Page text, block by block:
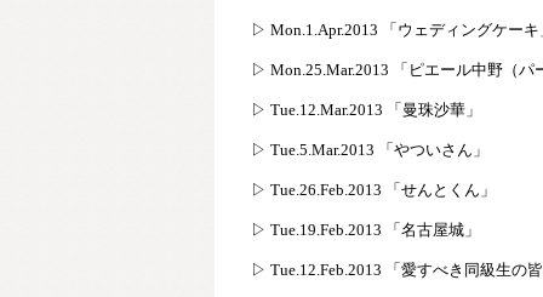
▷ Mon.1.Apr.2013 「ウェディングケーキ
▷ Mon.25.Mar.2013 「ピエール中野（パ
▷ Tue.12.Mar.2013 「曼珠沙華」
▷ Tue.5.Mar.2013 「やついさん」
▷ Tue.26.Feb.2013 「せんとくん」
▷ Tue.19.Feb.2013 「名古屋城」
▷ Tue.12.Feb.2013 「愛すべき同級生の皆